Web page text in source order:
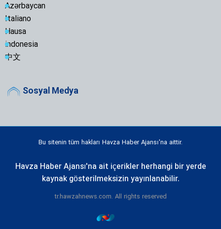
Azərbaycan
Italiano
Hausa
indonesia
中文
Sosyal Medya
Bu sitenin tüm hakları Havza Haber Ajansı'na aittir.
Havza Haber Ajansı'na ait içerikler herhangi bir yerde
kaynak gösterilmeksizin yayınlanabilir.
tr.hawzahnews.com. All rights reserved